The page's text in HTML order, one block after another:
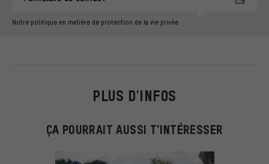
Notre politique en matière de protection de la vie privée
PLUS D'INFOS
ÇA POURRAIT AUSSI T'INTÉRESSER